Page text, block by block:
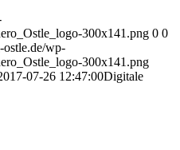
300x141.png 0 0
ostle.de/wp-
300x141.png
07-26 12:47:00Digitale